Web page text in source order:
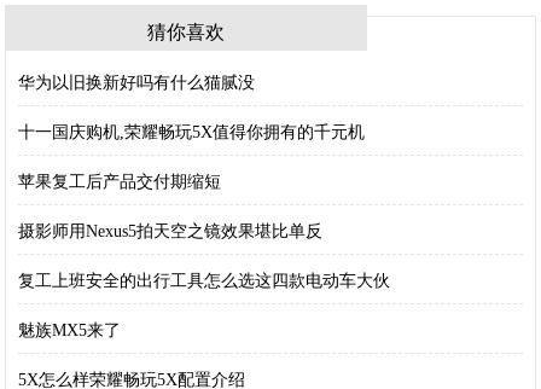
猜你喜欢
华为以旧换新好吗有什么猫腻没
十一国庆购机,荣耀畅玩5X值得你拥有的千元机
苹果复工后产品交付期缩短
摄影师用Nexus5拍天空之镜效果堪比单反
复工上班安全的出行工具怎么选这四款电动车大伙
魅族MX5来了
5X怎么样荣耀畅玩5X配置介绍